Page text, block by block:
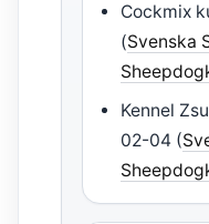
Cockmix
(Svenska
Kennel
02-04 (